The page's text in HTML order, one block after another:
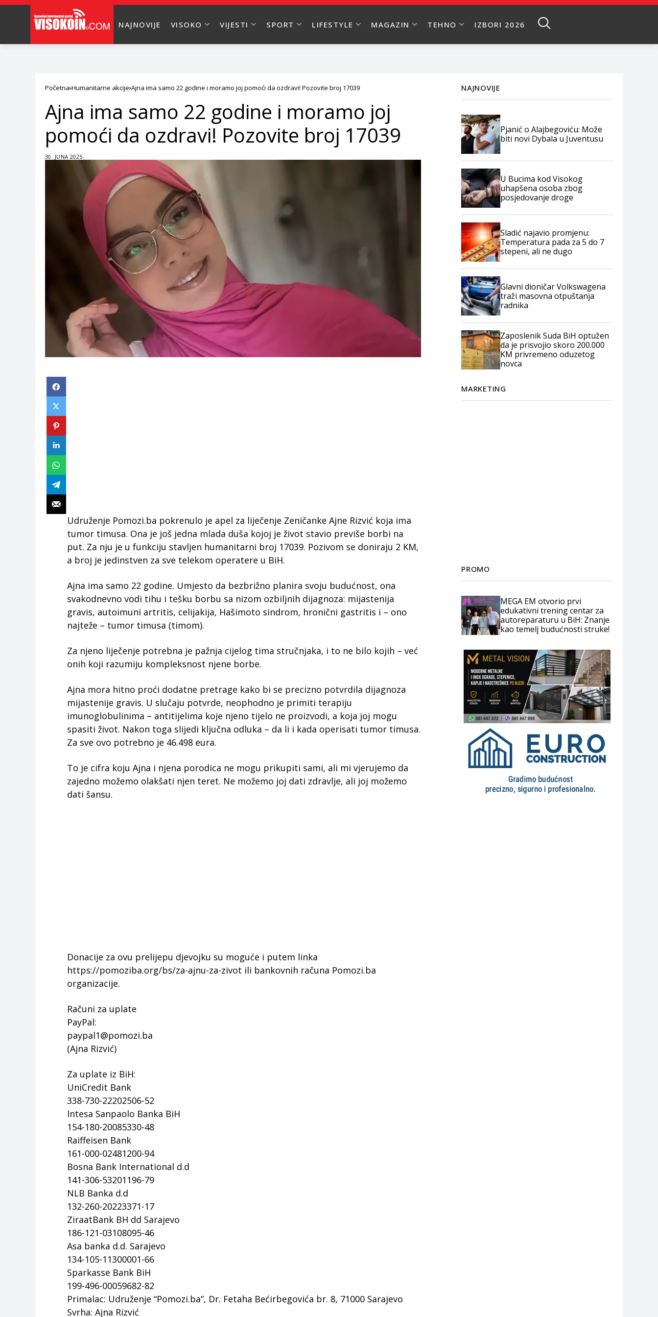
NAJNOVIJE VISOKO VIJESTI SPORT LIFESTYLE MAGAZIN TEHNO IZBORI 2026
Početna Humanitarne akcije Ajna ima samo 22 godine i moramo joj pomoći da ozdravi! Pozovite broj 17039
Ajna ima samo 22 godine i moramo joj
pomoći da ozdravi! Pozovite broj 17039
30. JUNA 2025.
Udruženje Pomozi.ba pokrenulo je apel za liječenje Zeničanke Ajne Rizvić koja ima
tumor timusa. Ona je još jedna mlada duša kojoj je život stavio previše borbi na
put. Za nju je u funkciju stavljen humanitarni broj 17039. Pozivom se doniraju 2 KM,
a broj je jedinstven za sve telekom operatere u BiH.
Ajna ima samo 22 godine. Umjesto da bezbrižno planira svoju budućnost, ona
svakodnevno vodi tihu i tešku borbu sa nizom ozbiljnih dijagnoza: mijastenija
gravis, autoimuni artritis, celijakija, Hašimoto sindrom, hronični gastritis i – ono
najteže – tumor timusa (timom).
Za njeno liječenje potrebna je pažnja cijelog tima stručnjaka, i to ne bilo kojih – već
onih koji razumiju kompleksnost njene borbe.
Ajna mora hitno proći dodatne pretrage kako bi se precizno potvrdila dijagnoza
mijastenije gravis. U slučaju potvrde, neophodno je primiti terapiju
imunoglobulinima – antitijelima koje njeno tijelo ne proizvodi, a koja joj mogu
spasiti život. Nakon toga slijedi ključna odluka – da li i kada operisati tumor timusa.
Za sve ovo potrebno je 46.498 eura.
To je cifra koju Ajna i njena porodica ne mogu prikupiti sami, ali mi vjerujemo da
zajedno možemo olakšati njen teret. Ne možemo joj dati zdravlje, ali joj možemo
dati šansu.
Donacije za ovu prelijepu djevojku su moguće i putem linka
https://pomoziba.org/bs/za-ajnu-za-zivot ili bankovnih računa Pomozi.ba
organizacije.
Računi za uplate
PayPal:
paypal1@pomozi.ba
(Ajna Rizvić)
Za uplate iz BiH:
UniCredit Bank
338-730-22202506-52
Intesa Sanpaolo Banka BiH
154-180-20085330-48
Raiffeisen Bank
161-000-02481200-94
Bosna Bank International d.d
141-306-53201196-79
NLB Banka d.d
132-260-20223371-17
ZiraatBank BH dd Sarajevo
186-121-03108095-46
Asa banka d.d. Sarajevo
134-105-11300001-66
Sparkasse Bank BiH
199-496-00059682-82
Primalac: Udruženje “Pomozi.ba”, Dr. Fetaha Bećirbegovića br. 8, 71000 Sarajevo
Svrha: Ajna Rizvić
NAJNOVIJE
Pjanić o Alajbegoviću: Može
biti novi Dybala u Juventusu
U Bucima kod Visokog
uhapšena osoba zbog
posjedovanje droge
Sladić najavio promjenu:
Temperatura pada za 5 do 7
stepeni, ali ne dugo
Glavni dioničar Volkswagena
traži masovna otpuštanja
radnika
Zaposlenik Suda BiH optužen
da je prisvojio skoro 200.000
KM privremeno oduzetog
novca
MARKETING
PROMO
MEGA EM otvorio prvi
edukativni trening centar za
autoreparaturu u BiH: Znanje
kao temelj budućnosti struke!